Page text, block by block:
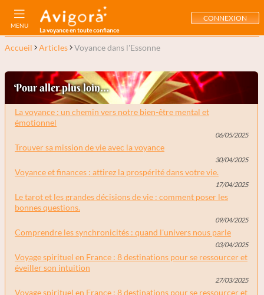
MENU
La voyance en toute confiance
CONNEXION
Accueil Articles Voyance dans l'Essonne
Pour aller plus loin...
La voyance : un chemin vers notre bien-être mental et
émotionnel
06/05/2025
Trouver sa mission de vie avec la voyance
30/04/2025
Voyance et finances : attirez la prospérité dans votre vie.
17/04/2025
Le tarot et les grandes décisions de vie : comment poser les
bonnes questions.
09/04/2025
Comprendre les synchronicités : quand l'univers nous parle
03/04/2025
Voyage spirituel en France : 8 destinations pour se ressourcer et
éveiller son intuition
27/03/2025
Voyage spirituel en France : 8 destinations pour se ressourcer et